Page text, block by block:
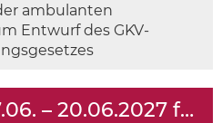
ambulanten
Entwurf des GKV-
Save the Date: 17.06. – 20.06.2027 für die 44. dapo-Jahrestagung 2027